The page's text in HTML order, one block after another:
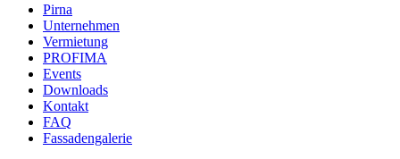
Pirna
Unternehmen
Vermietung
PROFIMA
Events
Downloads
Kontakt
FAQ
Fassadengalerie